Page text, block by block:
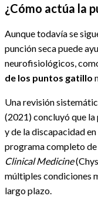
¿Cómo actúa la
Aunque todavía se
punción seca puede
neurofisiológicos,
de los puntos gatillo
Una revisión
(2021) concluyó que
y de la discapacidad
programa completo
Clinical Medicine
múltiples condiciones
largo plazo.